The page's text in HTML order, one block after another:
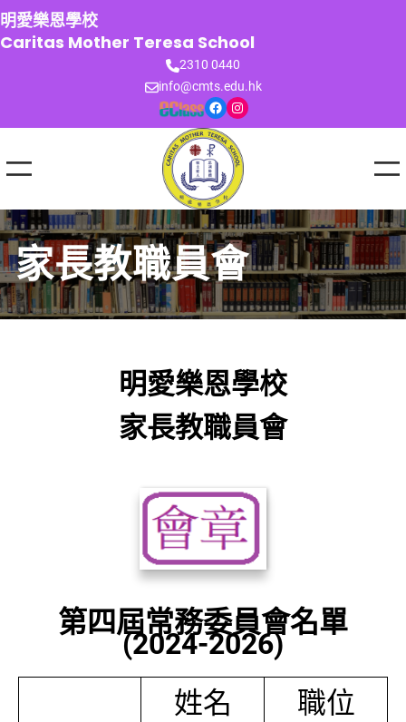
跳
至
主
明愛樂恩學校
Caritas Mother Teresa School
2310 0440
info@cmts.edu.hk
Facebook Instagram
家長教職員會
明愛樂恩學校
家長教職員會
第四屆常務委員會名單
(2024-2026)
姓名
職位